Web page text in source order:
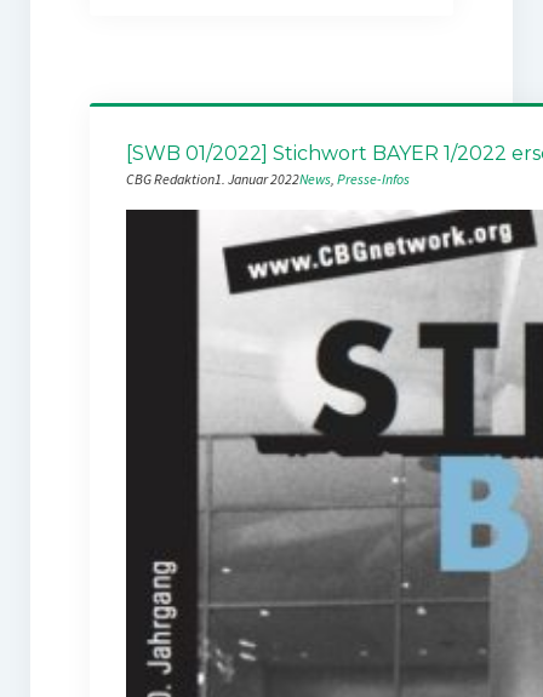
[SWB 01/2022] Stichwort BAYER 1/2022
CBG Redaktion1. Januar 2022News, Presse-Infos